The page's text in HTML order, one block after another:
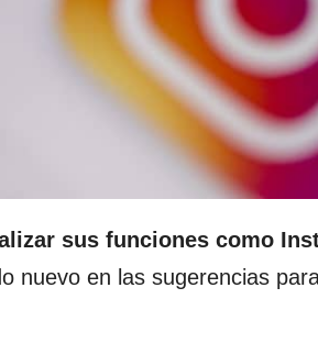
sus funciones como
nuevo en las sugerencias